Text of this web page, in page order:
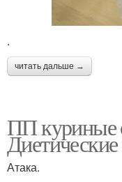
.
читать дальше →
ПП куриные
Атака.